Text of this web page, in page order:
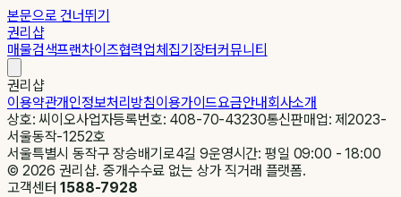
본문으로 건너뛰기
권리샵
매물검색프랜차이즈협력업체집기장터커뮤니티
권리샵
이용약관개인정보처리방침이용가이드요금안내회사소개
상호: 씨이오사업자등록번호: 408-70-43230통신판매업: 제2023-
서울동작-1252호
서울특별시 동작구 장승배기로4길 9운영시간: 평일 09:00 - 18:00
© 2026 권리샵. 중개수수료 없는 상가 직거래 플랫폼.
고객센터1588-7928